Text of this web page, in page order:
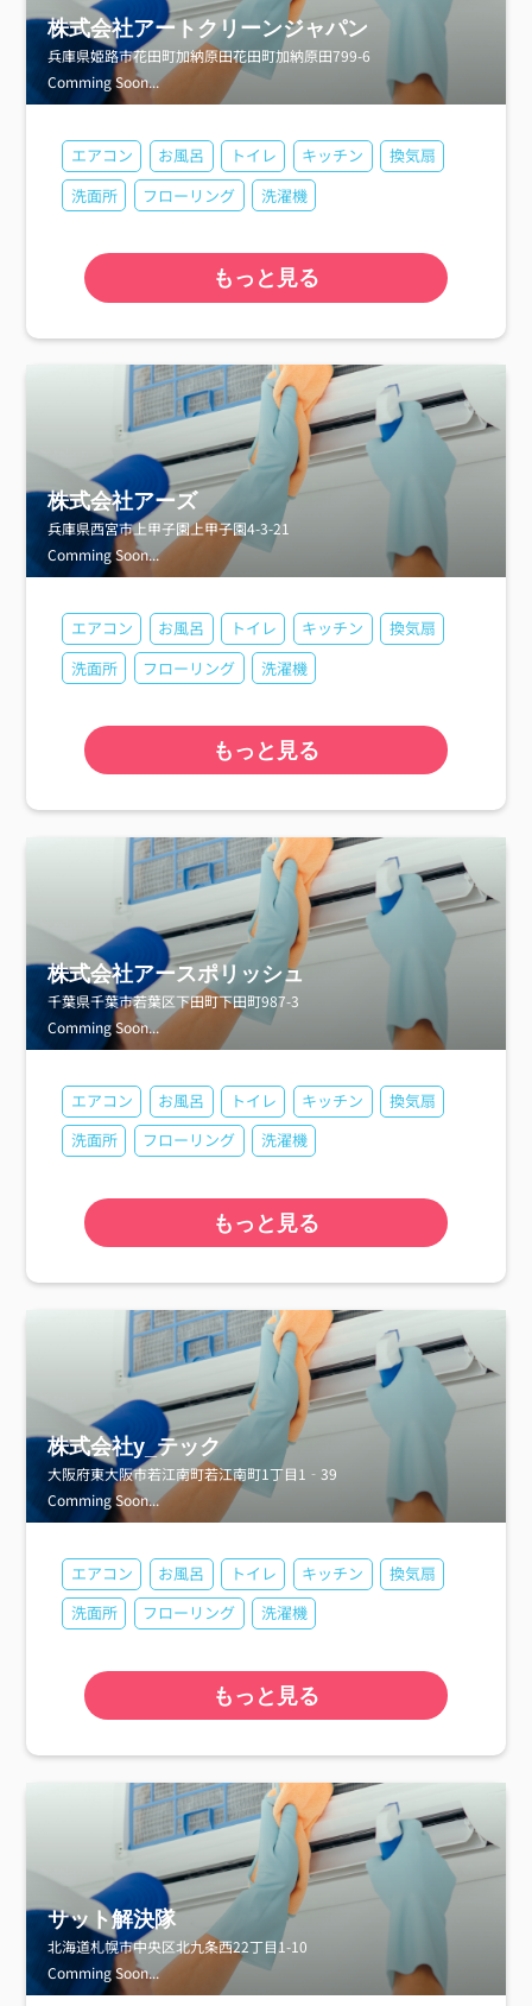
株式会社アートクリーンジャパン
兵庫県姫路市花田町加納原田花田町加納原田799-6
Comming Soon...
エアコン お風呂 トイレ キッチン
換気扇
洗面所
フローリング 洗濯機
もっと見る
株式会社アーズ
兵庫県西宮市上甲子園上甲子園4-3-21
Comming Soon...
エアコン お風呂 トイレ キッチン
換気扇
洗面所
フローリング 洗濯機
もっと見る
株式会社アースポリッシュ
千葉県千葉市若葉区下田町下田町987-3
Comming Soon...
エアコン お風呂 トイレ キッチン
換気扇
洗面所
フローリング 洗濯機
もっと見る
株式会社y_テック
大阪府東大阪市若江南町若江南町1丁目1‐39
Comming Soon...
エアコン お風呂 トイレ キッチン
換気扇
洗面所
フローリング 洗濯機
もっと見る
サット解決隊
北海道札幌市中央区北九条西22丁目1-10
Comming Soon...